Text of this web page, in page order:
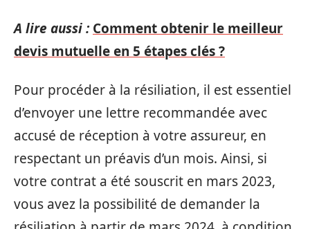
A lire aussi : Comment obtenir le meilleur
devis mutuelle en 5 étapes clés ?
Pour procéder à la résiliation, il est essentiel
d’envoyer une lettre recommandée avec
accusé de réception à votre assureur, en
respectant un préavis d’un mois. Ainsi, si
votre contrat a été souscrit en mars 2023,
vous avez la possibilité de demander la